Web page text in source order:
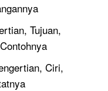
Tujuan,
Ciri,